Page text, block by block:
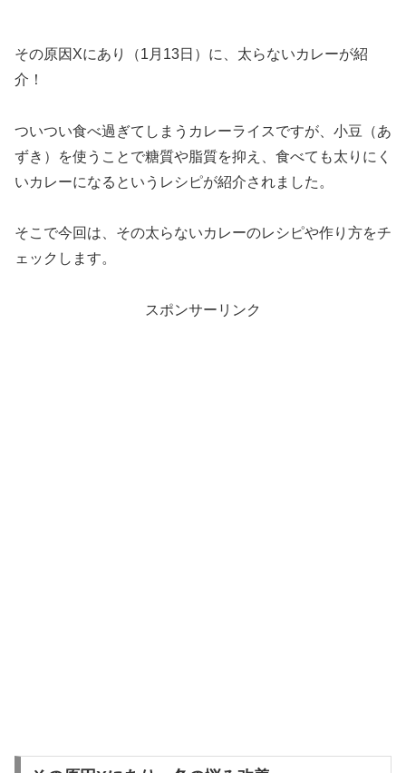
その原因Xにあり（1月13日）に、太らないカレーが紹
介！
ついつい食べ過ぎてしまうカレーライスですが、小豆（あ
ずき）を使うことで糖質や脂質を抑え、食べても太りにく
いカレーになるというレシピが紹介されました。
そこで今回は、その太らないカレーのレシピや作り方をチ
ェックします。
スポンサーリンク